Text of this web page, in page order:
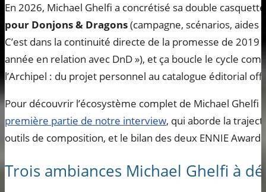
En 2026, Michael Ghelfi a concrétisé sa double
pour Donjons & Dragons(campagne, scénarios,
C’est dans la continuité directe de la promesse de
année en relation avec DnD »), et ça boucle le cycle
l’Archipel : du projet personnel au catalogue éditorial
Pour découvrir l’écosystème complet de Michael Ghelfi
première partie de notre interview, qui aborde la
outils de composition, et le bilan des deux ENNIE
Trois ambiances Michael Ghelfi à